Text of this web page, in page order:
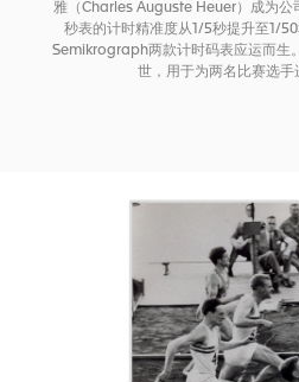
雅（Charles Auguste Heuer）成为公
秒表的计时精准度从1/5秒提升至1/
Semikrograph两款计时码表应运而生
世，用于为两名比赛选手